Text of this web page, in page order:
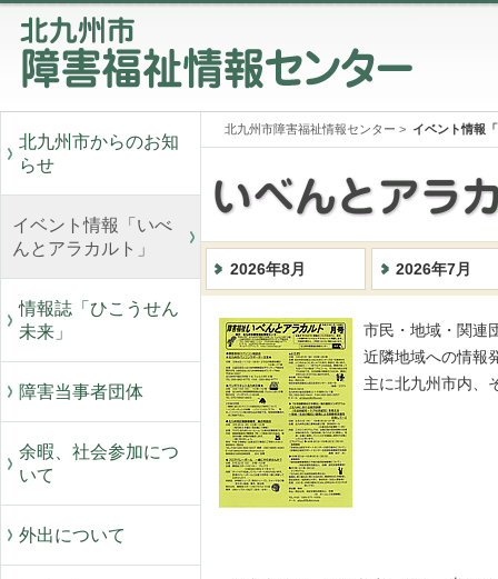
北九州市からのお知
らせ
イベント情報「いべ
んとアラカルト」
情報誌「ひこうせん
未来」
障害当事者団体
余暇、社会参加につ
いて
外出について
北九州市障害福祉情報センター > イベント情報
2026年8月 2026年7月
市民・地域・関連
近隣地域への情報
主に北九州市内、